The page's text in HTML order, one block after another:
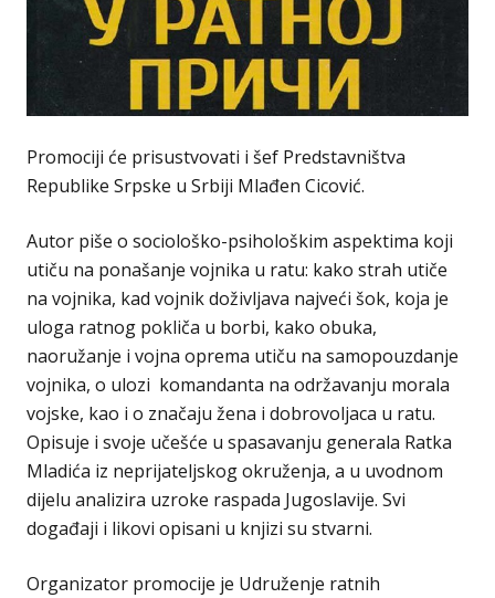
Promociji će prisustvovati i šef Predstavništva
Republike Srpske u Srbiji Mlađen Cicović.
Autor piše o sociološko-psihološkim aspektima koji
utiču na ponašanje vojnika u ratu: kako strah utiče
na vojnika, kad vojnik doživljava najveći šok, koja je
uloga ratnog pokliča u borbi, kako obuka,
naoružanje i vojna oprema utiču na samopouzdanje
vojnika, o ulozi komandanta na održavanju morala
vojske, kao i o značaju žena i dobrovoljaca u ratu.
Opisuje i svoje učešće u spasavanju generala Ratka
Mladića iz neprijateljskog okruženja, a u uvodnom
dijelu analizira uzroke raspada Jugoslavije. Svi
događaji i likovi opisani u knjizi su stvarni.
Organizator promocije je Udruženje ratnih